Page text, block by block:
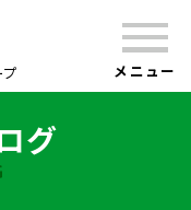
メニュー
グ